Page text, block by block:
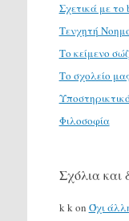
Σχετικά με το
Τενχητή
Το κείμενο
Το σχολείο
Φιλοσοφία
Σχόλια και
k kon Όχι